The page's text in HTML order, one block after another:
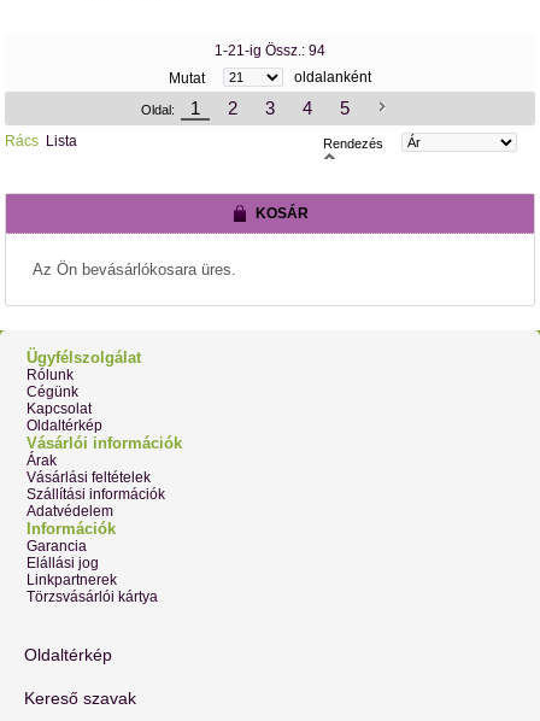
1-21-ig Össz.: 94
Mutat
oldalanként
Oldal: 1 2 3 4 5
Rács Lista Rendezés
KOSÁR
Az Ön bevásárlókosara üres.
Ügyfélszolgálat
Rólunk
Cégünk
Kapcsolat
Oldaltérkép
Vásárlói információk
Árak
Vásárlási feltételek
Szállítási információk
Adatvédelem
Információk
Garancia
Elállási jog
Linkpartnerek
Törzsvásárlói kártya
Oldaltérkép
Kereső szavak